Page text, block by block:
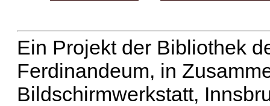
Ein Projekt der Bibliothek
Ferdinandeum, in
Bildschirmwerkstatt,